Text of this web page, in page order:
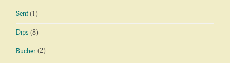
Senf(1)
Dips (8)
Bücher (2)